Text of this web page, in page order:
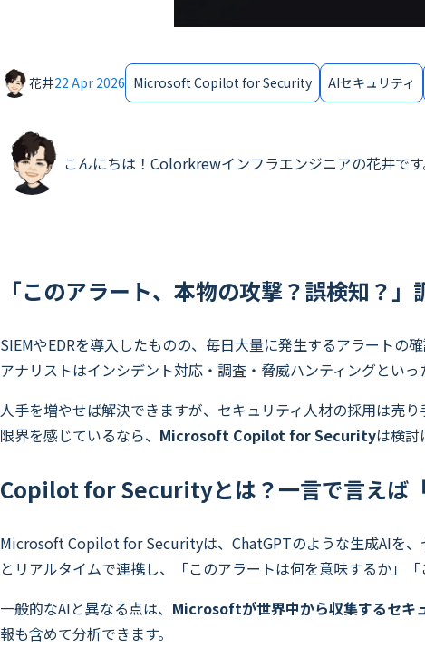
花井22 Apr 2026 Microsoft Copilot for Security AIセキュリティ
こんにちは！Colorkrewインフラエンジニアの花井です
「このアラート、本物の攻撃？誤検知？
SIEMやEDRを導入したものの、毎日大量に発生するアラート
アナリストはインシデント対応・調査・脅威ハンティングとい
人手を増やせば解決できますが、セキュリティ人材の採用は売
限界を感じているなら、 Microsoft Copilot for Securityは検討
Copilot for Securityとは？一言で言えば「
Microsoft Copilot for Securityは、ChatGPTのような生成AIを
とリアルタイムで連携し、「このアラートは何を意味するか」
一般的なAIと異なる点は、 Microsoftが世界中から収集するセキ
報も含めて分析できます。